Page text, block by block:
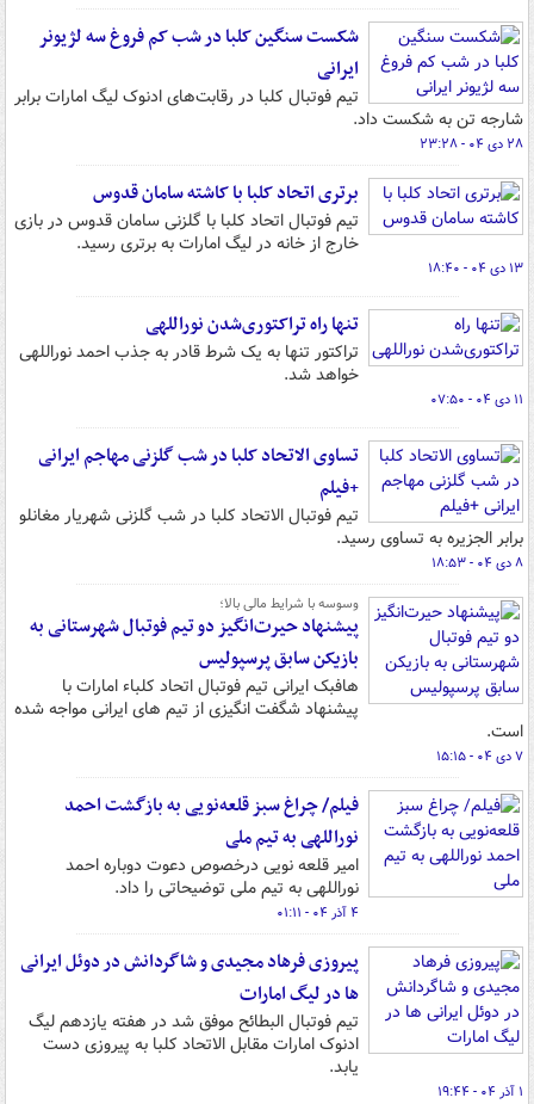
شکست سنگین کلبا در شب کم فروغ سه لژیونر
ایرانی
تیم فوتبال کلبا در رقابت‌های ادنوک لیگ امارات برابر
شارجه تن به شکست داد.
۲۸ دی ۰۴ - ۲۳:۲۸
برتری اتحاد کلبا با کاشته سامان قدوس
تیم فوتبال اتحاد کلبا با گلزنی سامان قدوس در بازی
خارج از خانه در لیگ امارات به برتری رسید.
۱۳ دی ۰۴ - ۱۸:۴۰
تنها راه تراکتوری‌شدن نوراللهی
تراکتور تنها به یک شرط قادر به جذب احمد نوراللهی
خواهد شد.
۱۱ دی ۰۴ - ۰۷:۵۰
تساوی الاتحاد کلبا در شب گلزنی مهاجم ایرانی
+فیلم
تیم فوتبال الاتحاد کلبا در شب گلزنی شهریار مغانلو
برابر الجزیره به تساوی رسید.
۸ دی ۰۴ - ۱۸:۵۳
وسوسه با شرایط مالی بالا؛
پیشنهاد حیرت‌انگیز دو تیم فوتبال شهرستانی به
بازیکن سابق پرسپولیس
هافبک ایرانی تیم فوتبال اتحاد کلباء امارات با
پیشنهاد شگفت انگیزی از تیم های ایرانی مواجه شده
است.
۷ دی ۰۴ - ۱۵:۱۵
فیلم/ چراغ سبز قلعه‌نویی به بازگشت احمد
نوراللهی به تیم ملی
امیر قلعه نویی درخصوص دعوت دوباره احمد
نوراللهی به تیم ملی توضیحاتی را داد.
۴ آذر ۰۴ - ۰۱:۱۱
پیروزی فرهاد مجیدی و شاگردانش در دوئل ایرانی
ها در لیگ امارات
تیم فوتبال البطائح موفق شد در هفته یازدهم لیگ
ادنوک امارات مقابل الاتحاد کلبا به پیروزی دست
یابد.
۱ آذر ۰۴ - ۱۹:۴۴